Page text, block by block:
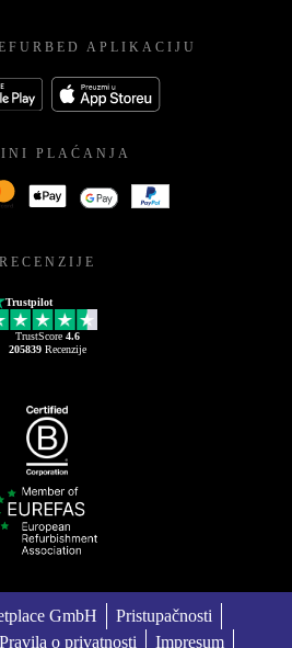
APLIKACIJU
PLAĆANJA
RECENZIJE
Trustpilot
TrustScore 4.6
205839Recenzije
GmbH
Pristupačnosti
Pravila o privatnosti Impresum